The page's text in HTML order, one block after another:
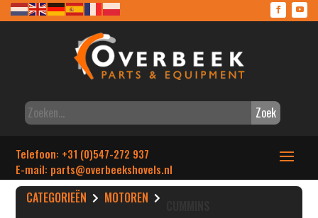
Zoek
Telefoon: +31 (0)547-272 937
E-mail: parts@overbeekshovels.nl
CATEGORIEËN MOTOREN